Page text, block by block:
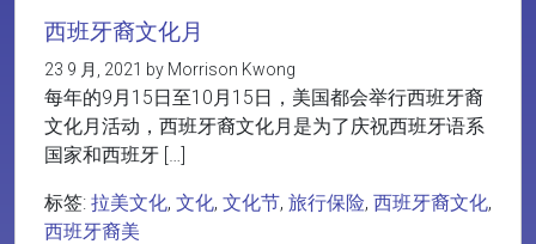
西班牙裔文化月
23 9 月, 2021 by Morrison Kwong
每年的9月15日至10月15日，美国都会举行西班牙裔
文化月活动，西班牙裔文化月是为了庆祝西班牙语系
国家和西班牙 […]
标签: 拉美文化, 文化, 文化节, 旅行保险, 西班牙裔文化,
西班牙裔美